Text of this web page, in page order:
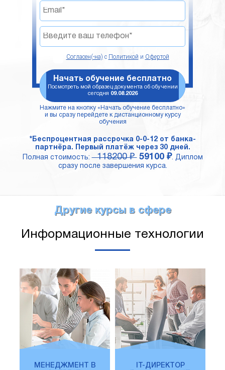
Согласен(-на) с Политикой и Офертой
Начать обучение бесплатно
Посмотреть мой образец документа об обучении
сегодня 09.08.2026
Нажмите на кнопку «Начать обучение бесплатно»
и вы сразу перейдете к дистанционному курсу
обучения
*Беспроцентная рассрочка 0-0-12 от банка-
партнёра. Первый платёж через 30 дней.
Полная стоимость:118200 ₽ 59100 ₽. Диплом
сразу после завершения курса.
Другие курсы в сфере
Информационные технологии
МЕНЕДЖМЕНТ В
IT-ДИРЕКТОР